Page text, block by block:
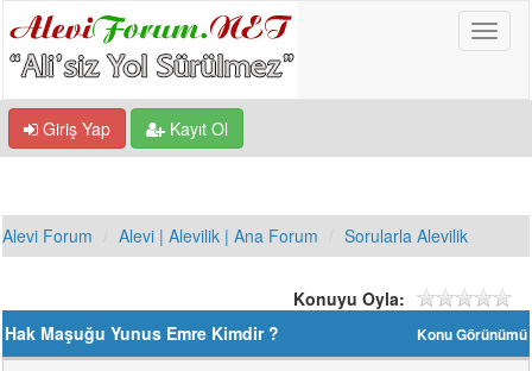
Giriş Yap Kayıt Ol
Alevi Forum Alevi | Alevilik | Ana Forum Sorularla Alevilik
Konuyu Oyla:
Konu Görünümü
Hak Maşuğu Yunus Emre Kimdir ?